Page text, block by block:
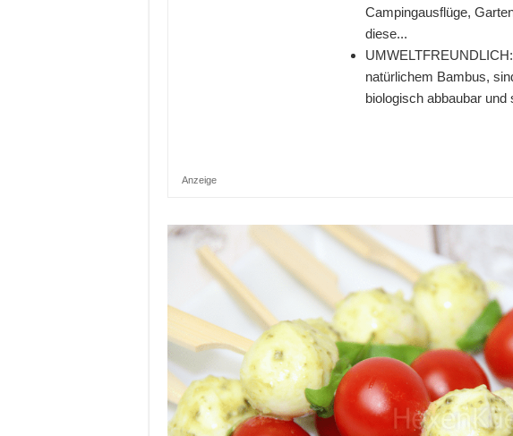
Campingausflüge,
diese...
natürlichem Bambus,
biologisch abbaubar und
Anzeige